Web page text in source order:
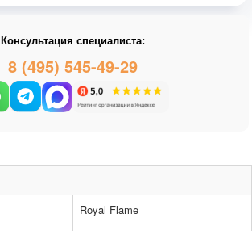
Консультация специалиста:
8 (495) 545-49-29
Royal Flame